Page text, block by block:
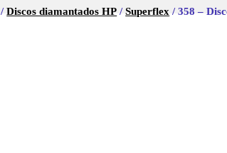
/Discos diamantados HP /Superflex / 358 –